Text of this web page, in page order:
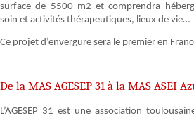
surface de 5500 m2 et comprendra
soin et activités thérapeutiques, lieux de vie…
Ce projet d’envergure sera le premier en
De la MAS AGESEP 31 à la MAS ASEI
L’AGESEP 31 est une association